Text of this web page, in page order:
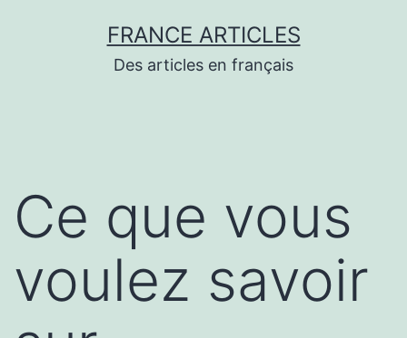
FRANCE ARTICLES
Des articles en français
Ce que vous
voulez savoir